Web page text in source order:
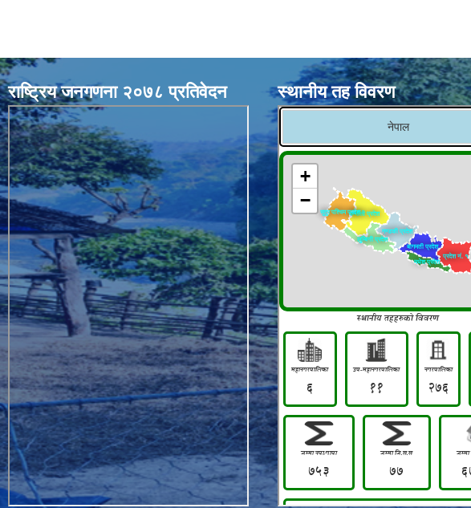
राष्ट्रिय जनगणना २०७८ प्रतिवेदन स्थानीय तह विवरण